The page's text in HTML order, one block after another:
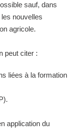
sauf, dans
nouvelles
agricole.
peut citer :
liées à la formation
application du